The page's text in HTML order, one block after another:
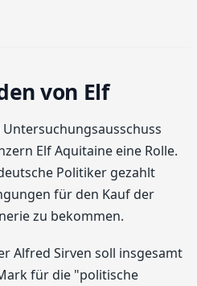
von Elf
Elf Aquitaine eine Rolle.
Politiker gezahlt
für den Kauf der
zu bekommen.
Alfred Sirven soll insgesamt
für die "politische